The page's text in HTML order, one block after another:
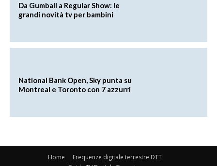
Da Gumball a Regular Show: le
grandi novità tv per bambini
National Bank Open, Sky punta su
Montreal e Toronto con 7 azzurri
Home
Frequenze digitale terrestre DTT